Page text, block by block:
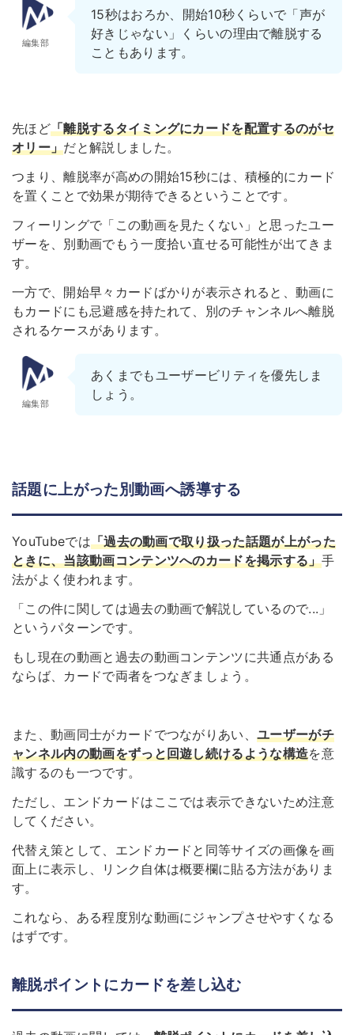
編集部
15秒はおろか、開始10秒くらいで「声が
好きじゃない」くらいの理由で離脱する
こともあります。
先ほど「離脱するタイミングにカードを配置するのがセ
オリー」だと解説しました。
つまり、離脱率が高めの開始15秒には、積極的にカード
を置くことで効果が期待できるということです。
フィーリングで「この動画を見たくない」と思ったユー
ザーを、別動画でもう一度拾い直せる可能性が出てきま
す。
一方で、開始早々カードばかりが表示されると、動画に
もカードにも忌避感を持たれて、別のチャンネルへ離脱
されるケースがあります。
編集部
あくまでもユーザービリティを優先しま
しょう。
話題に上がった別動画へ誘導する
YouTubeでは「過去の動画で取り扱った話題が上がった
ときに、当該動画コンテンツへのカードを掲示する」手
法がよく使われます。
「この件に関しては過去の動画で解説しているので...」
というパターンです。
もし現在の動画と過去の動画コンテンツに共通点がある
ならば、カードで両者をつなぎましょう。
また、動画同士がカードでつながりあい、ユーザーがチ
ャンネル内の動画をずっと回遊し続けるような構造を意
識するのも一つです。
ただし、エンドカードはここでは表示できないため注意
してください。
代替え策として、エンドカードと同等サイズの画像を画
面上に表示し、リンク自体は概要欄に貼る方法がありま
す。
これなら、ある程度別な動画にジャンプさせやすくなる
はずです。
離脱ポイントにカードを差し込む